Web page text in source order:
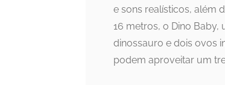
e sons realísticos, além
16 metros, o Dino Baby,
dinossauro e dois ovos
podem aproveitar um